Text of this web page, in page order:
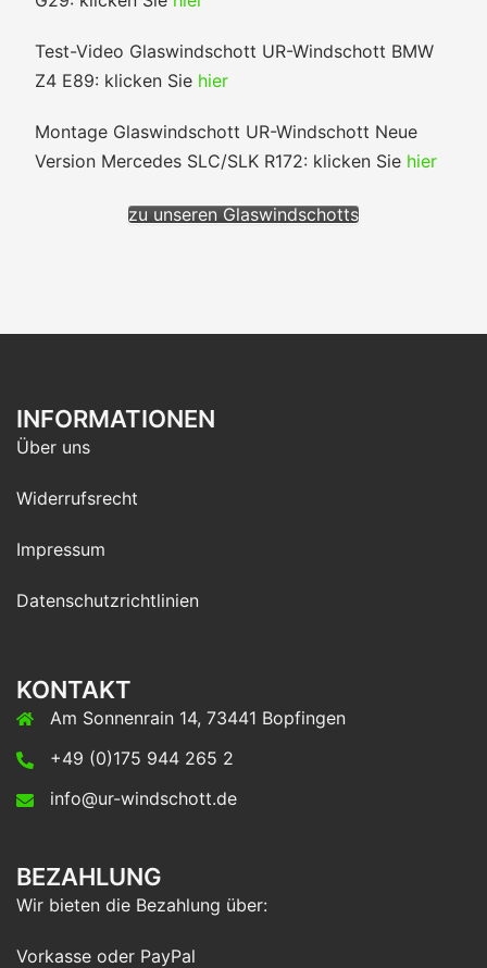
Test-Video Glaswindschott UR-Windschott BMW
Z4 E89: klicken Sie hier
Montage Glaswindschott UR-Windschott Neue
Version Mercedes SLC/SLK R172: klicken Sie hier
zu unseren Glaswindschotts
INFORMATIONEN
Über uns
Widerrufsrecht
Impressum
Datenschutzrichtlinien
KONTAKT
Am Sonnenrain 14, 73441 Bopfingen
+49 (0)175 944 265 2
info@ur-windschott.de
BEZAHLUNG
Wir bieten die Bezahlung über:
Vorkasse oder PayPal